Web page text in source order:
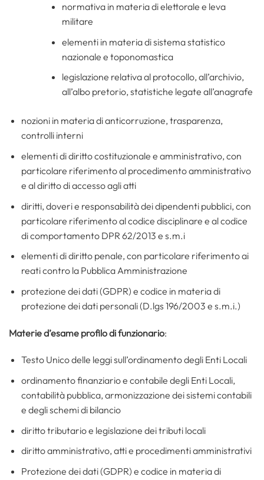
normativa in materia di elettorale e leva
militare
elementi in materia di sistema statistico
nazionale e toponomastica
legislazione relativa al protocollo, all’archivio,
all’albo pretorio, statistiche legate all’anagrafe
nozioni in materia di anticorruzione, trasparenza,
controlli interni
elementi di diritto costituzionale e amministrativo, con
particolare riferimento al procedimento amministrativo
e al diritto di accesso agli atti
diritti, doveri e responsabilità dei dipendenti pubblici, con
particolare riferimento al codice disciplinare e al codice
di comportamento DPR 62/2013 e s.m.i
elementi di diritto penale, con particolare riferimento ai
reati contro la Pubblica Amministrazione
protezione dei dati (GDPR) e codice in materia di
protezione dei dati personali (D.lgs 196/2003 e s.m.i.)
Materie d’esame profilo di funzionario:
Testo Unico delle leggi sull’ordinamento degli Enti Locali
ordinamento finanziario e contabile degli Enti Locali,
contabilità pubblica, armonizzazione dei sistemi contabili
e degli schemi di bilancio
diritto tributario e legislazione dei tributi locali
diritto amministrativo, atti e procedimenti amministrativi
Protezione dei dati (GDPR) e codice in materia di